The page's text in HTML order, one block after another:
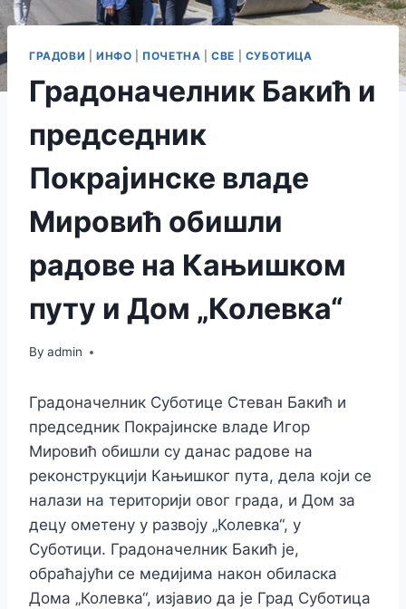
ГРАДОВИ ИНФО ПОЧЕТНА |СВЕ СУБОТИЦА
Градоначелник Бакић и
председник
Покрајинске владе
Мировић обишли
радове на Кањишком
путу и Дом „Колевка“
By admin
Градоначелник Суботице Стеван Бакић и
председник Покрајинске владе Игор
Мировић обишли су данас радове на
реконструкцији Кањишког пута, дела који се
налази на територији овог града, и Дом за
децу ометену у развоју „Колевка“, у
Суботици. Градоначелник Бакић је,
обраћајући се медијима након обиласка
Дома „Колевка“, изјавио да је Град Суботица